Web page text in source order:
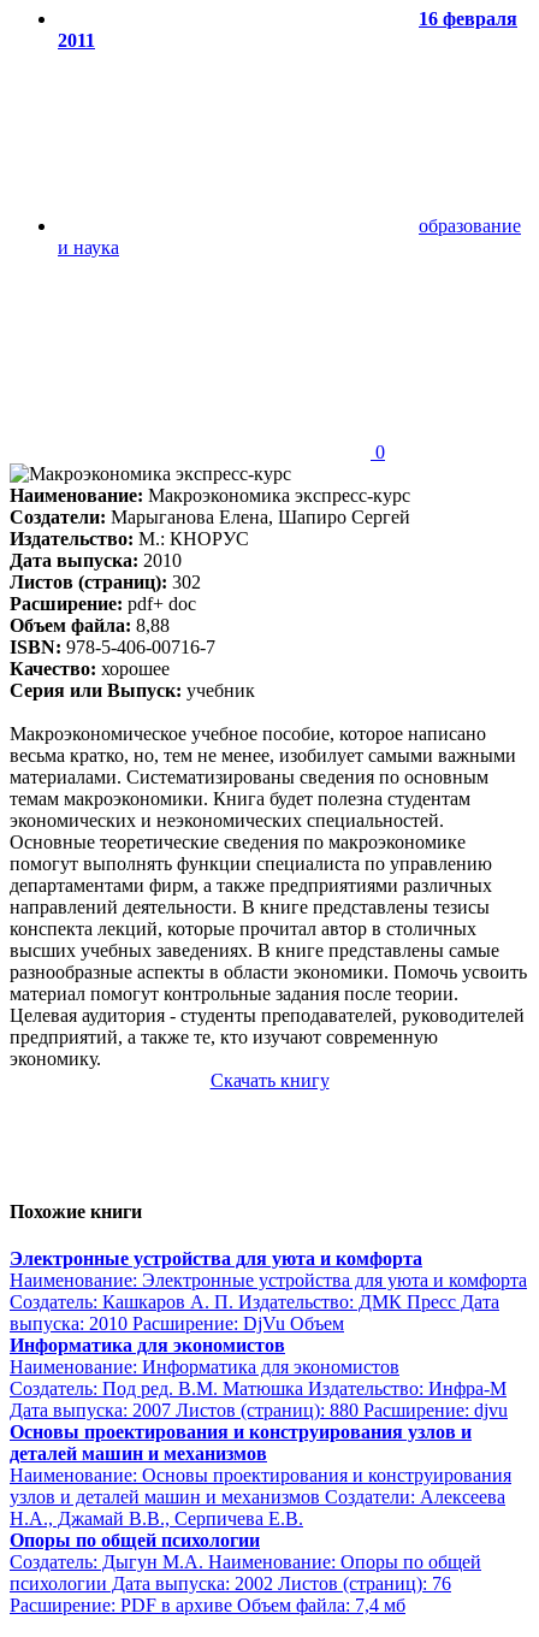
16 февраля
2011
образование
и наука
0
Наименование: Макроэкономика экспресс-курс
Создатели: Марыганова Елена, Шапиро Сергей
Издательство: М.: КНОРУС
Дата выпуска: 2010
Листов (страниц): 302
Расширение: pdf+ doc
Объем файла: 8,88
ISBN: 978-5-406-00716-7
Качество: хорошее
Серия или Выпуск: учебник
Макроэкономическое учебное пособие, которое написано
весьма кратко, но, тем не менее, изобилует самыми важными
материалами. Систематизированы сведения по основным
темам макроэкономики. Книга будет полезна студентам
экономических и неэкономических специальностей.
Основные теоретические сведения по макроэкономике
помогут выполнять функции специалиста по управлению
департаментами фирм, а также предприятиями различных
направлений деятельности. В книге представлены тезисы
конспекта лекций, которые прочитал автор в столичных
высших учебных заведениях. В книге представлены самые
разнообразные аспекты в области экономики. Помочь усвоить
материал помогут контрольные задания после теории.
Целевая аудитория - студенты преподавателей, руководителей
предприятий, а также те, кто изучают современную
экономику.
Скачать книгу
Похожие книги
Электронные устройства для уюта и комфорта
Наименование: Электронные устройства для уюта и комфорта
Создатель: Кашкаров А. П. Издательство: ДМК Пресс Дата
выпуска: 2010 Расширение: DjVu Объем
Информатика для экономистов
Наименование: Информатика для экономистов
Создатель: Под ред. В.М. Матюшка Издательство: Инфра-М
Дата выпуска: 2007 Листов (страниц): 880 Расширение: djvu
Основы проектирования и конструирования узлов и
деталей машин и механизмов
Наименование: Основы проектирования и конструирования
узлов и деталей машин и механизмов Создатели: Алексеева
Н.А., Джамай В.В., Серпичева Е.В.
Опоры по общей психологии
Создатель: Дыгун М.А. Наименование: Опоры по общей
психологии Дата выпуска: 2002 Листов (страниц): 76
Расширение: PDF в архиве Объем файла: 7,4 мб